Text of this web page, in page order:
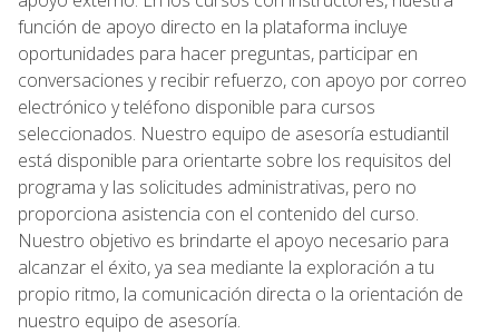
función de apoyo directo en la plataforma incluye
oportunidades para hacer preguntas, participar en
conversaciones y recibir refuerzo, con apoyo por correo
electrónico y teléfono disponible para cursos
seleccionados. Nuestro equipo de asesoría estudiantil
está disponible para orientarte sobre los requisitos del
programa y las solicitudes administrativas, pero no
proporciona asistencia con el contenido del curso.
Nuestro objetivo es brindarte el apoyo necesario para
alcanzar el éxito, ya sea mediante la exploración a tu
propio ritmo, la comunicación directa o la orientación de
nuestro equipo de asesoría.